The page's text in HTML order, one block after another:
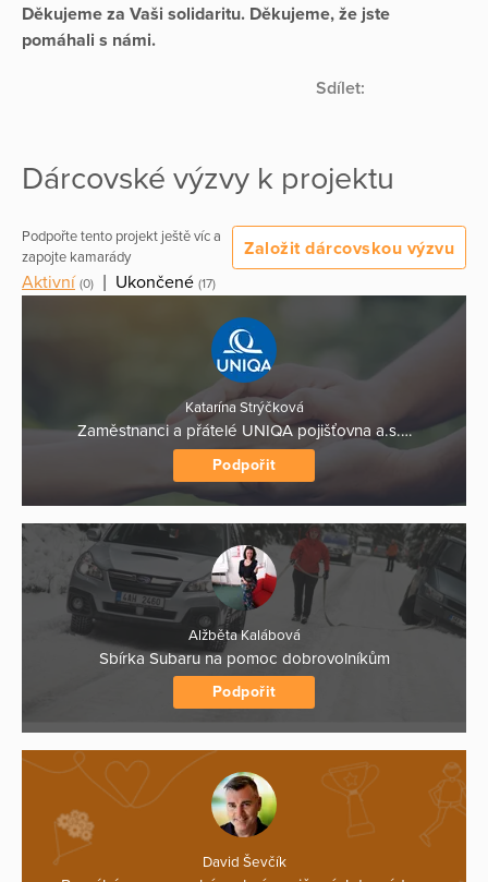
Děkujeme za Vaši solidaritu. Děkujeme, že jste
pomáhali s námi.
Sdílet:
Dárcovské výzvy k projektu
Podpořte tento projekt ještě víc a
zapojte kamarády
Založit dárcovskou výzvu
Aktivní (0) Ukončené (17)
Katarína Strýčková
Zaměstnanci a přátelé UNIQA pojišťovna a.s.…
Podpořit
Alžběta Kalábová
Sbírka Subaru na pomoc dobrovolníkům
Podpořit
David Ševčík